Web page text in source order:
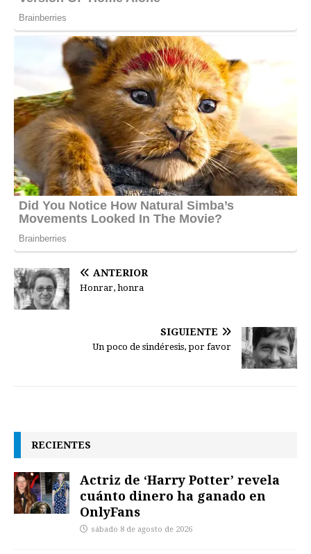
ANTERIOR
Honrar, honra
SIGUIENTE
Un poco de sindéresis, por favor
RECIENTES
Actriz de ‘Harry Potter’ revela
cuánto dinero ha ganado en
OnlyFans
sábado 8 de agosto de 2026